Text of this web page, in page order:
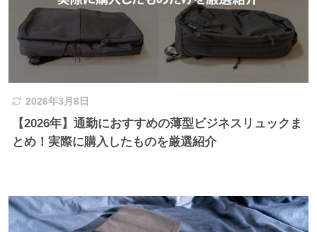
2026年3月8日
【2026年】通勤におすすめの薄型ビジネスリュックま
とめ！実際に購入したものを厳選紹介